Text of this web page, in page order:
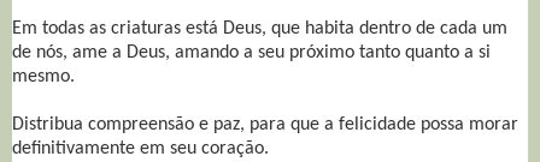
Em todas as criaturas está Deus, que habita dentro de cada um
de nós, ame a Deus, amando a seu próximo tanto quanto a si
mesmo.
Distribua compreensão e paz, para que a felicidade possa morar
definitivamente em seu coração.